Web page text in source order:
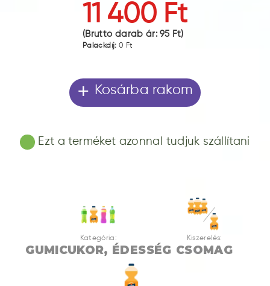
11 400 Ft
(Bruttó darab ár:95 Ft)
Palackdíj: 0 Ft
+ Kosárba rakom
Ezt a terméket azonnal tudjuk szállítani
Kategória:
GUMICUKOR, ÉDESSÉG
Kiszerelés:
CSOMAG